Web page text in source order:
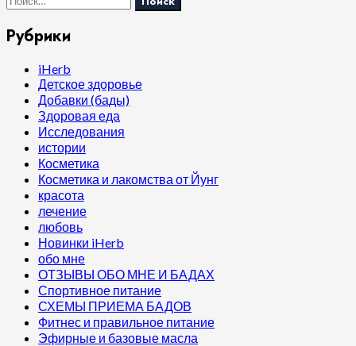
Рубрики
iHerb
Детское здоровье
Добавки (бады)
Здоровая еда
Исследования
истории
Косметика
Косметика и лакомства от Йунг
красота
лечение
любовь
Новинки iHerb
обо мне
ОТЗЫВЫ ОБО МНЕ И БАДАХ
Спортивное питание
СХЕМЫ ПРИЕМА БАДОВ
Фитнес и правильное питание
Эфирные и базовые масла